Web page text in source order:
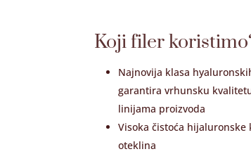
Koji filer
Najnovija klasa
garantira vrhunsku
linijama proizvoda
Visoka čistoća
oteklina